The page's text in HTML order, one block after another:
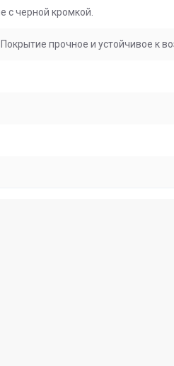
с черной кромкой.
прочное и устойчивое к